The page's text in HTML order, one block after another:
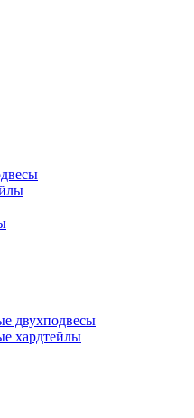
двухподвесы
хардтейлы